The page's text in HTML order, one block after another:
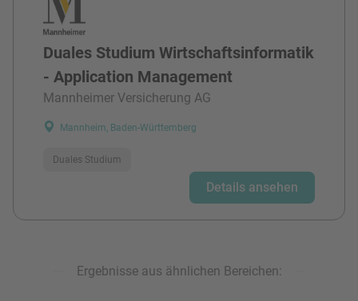
Duales Studium Wirtschaftsinformatik
- Application Management
Mannheimer Versicherung AG
Mannheim, Baden-Württemberg
Duales Studium
Details ansehen
Ergebnisse aus ähnlichen Bereichen: